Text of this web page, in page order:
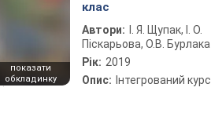
показати
обкладинку
клас
Автори:
І. Я. Щупак, І. О.
Піскарьова, О.В. Бурлака
Рік: 2019
Опис: Інтегрований курс